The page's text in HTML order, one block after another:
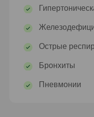
Острые
Бронхиты
Пневмонии